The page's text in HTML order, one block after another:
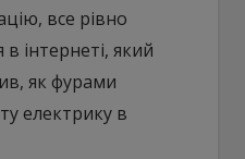
все рівно
інтернеті, який
як фурами
електрику в